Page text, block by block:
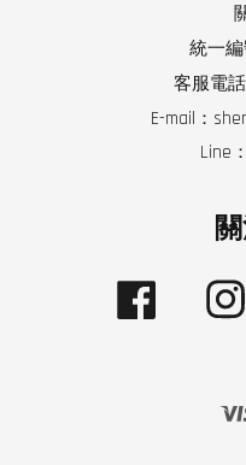
統一編
客服電
E-mail：
Line
Facebook